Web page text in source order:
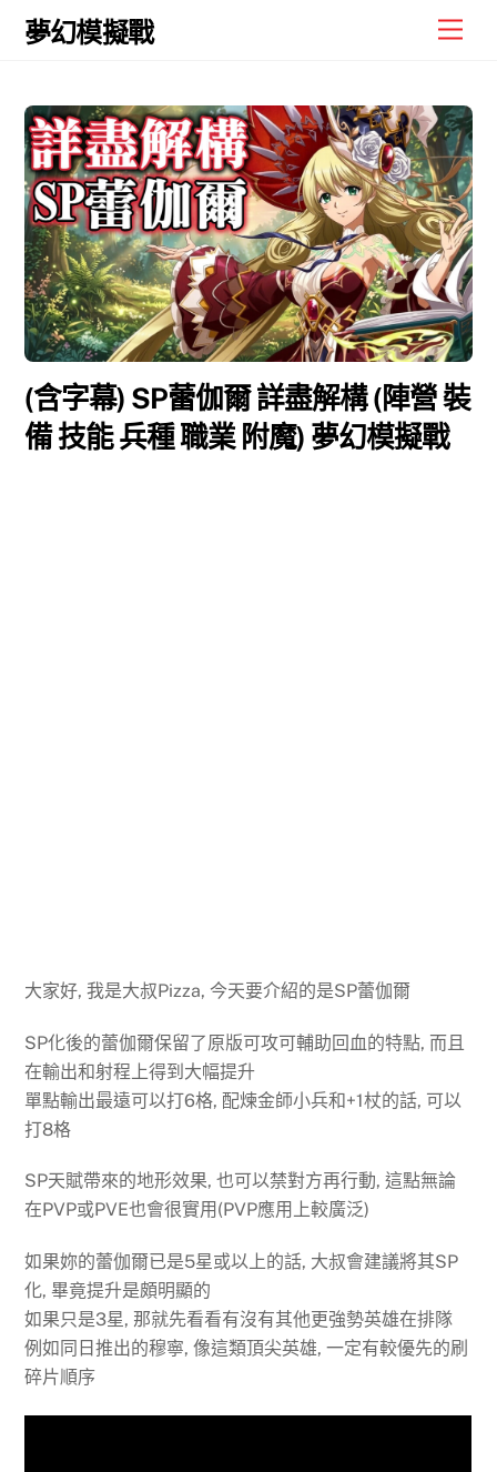
Skip
夢幻模擬戰
(含字幕) SP蕾伽爾 詳盡解構 (陣營 裝
備 技能 兵種 職業 附魔) 夢幻模擬戰
大家好, 我是大叔Pizza, 今天要介紹的是SP蕾伽爾
SP化後的蕾伽爾保留了原版可攻可輔助回血的特點, 而且
在輸出和射程上得到大幅提升
單點輸出最遠可以打6格, 配煉金師小兵和+1杖的話, 可以
打8格
SP天賦帶來的地形效果, 也可以禁對方再行動, 這點無論
在PVP或PVE也會很實用(PVP應用上較廣泛)
如果妳的蕾伽爾已是5星或以上的話, 大叔會建議將其SP
化, 畢竟提升是頗明顯的
如果只是3星, 那就先看看有沒有其他更強勢英雄在排隊
例如同日推出的穆寧, 像這類頂尖英雄, 一定有較優先的刷
碎片順序